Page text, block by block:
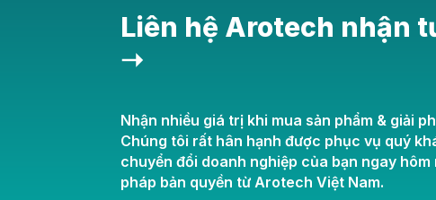
Liên hệ Arotech nhận
➝
Nhận nhiều giá trị khi mua sản phẩm & giải
Chúng tôi rất hân hạnh được phục vụ quý
chuyển đổi doanh nghiệp của bạn ngay hôm
pháp bản quyền từ Arotech Việt Nam.